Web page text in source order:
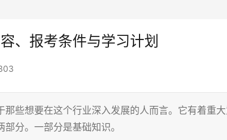
、报考条件与学习计划
些想要在这个行业深入发展的人而言。它有着重
分。一部分是基础知识。